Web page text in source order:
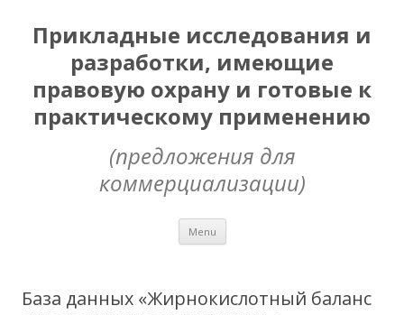
Прикладные исследования и
разработки, имеющие
правовую охрану и готовые к
практическому применению
(предложения для
коммерциализации)
Menu Skip
content
База данных «Жирнокислотный баланс